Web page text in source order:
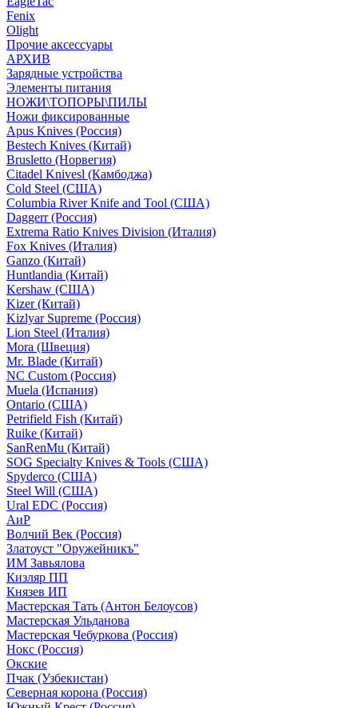
Fenix
Olight
Прочие аксессуары
АРХИВ
Зарядные устройства
Элементы питания
НОЖИ\ТОПОРЫ\ПИЛЫ
Ножи фиксированные
Apus Knives (Россия)
Bestech Knives (Китай)
Brusletto (Норвегия)
Citadel Knivesl (Камбоджа)
Cold Steel (США)
Columbia River Knife and Tool (США)
Daggerr (Россия)
Extrema Ratio Knives Division (Италия)
Fox Knives (Италия)
Ganzo (Китай)
Huntlandia (Китай)
Kershaw (США)
Kizer (Китай)
Kizlyar Supreme (Россия)
Lion Steel (Италия)
Mora (Швеция)
Mr. Blade (Китай)
NC Custom (Россия)
Muela (Испания)
Ontario (США)
Petrifield Fish (Китай)
Ruike (Китай)
SanRenMu (Китай)
SOG Specialty Knives & Tools (США)
Spyderco (США)
Steel Will (США)
Ural EDC (Россия)
АиР
Волчий Век (Россия)
Златоуст "Оружейникъ"
ИМ Завьялова
Кизляр ПП
Князев ИП
Мастерская Тать (Антон Белоусов)
Мастерская Ульданова
Мастерская Чебуркова (Россия)
Нокс (Россия)
Окские
Пчак (Узбекистан)
Северная корона (Россия)